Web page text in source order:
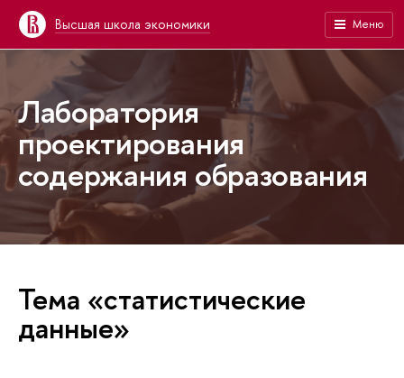
Высшая школа экономики Меню
Лаборатория
проектирования
содержания образования
Тема «статистические
данные»